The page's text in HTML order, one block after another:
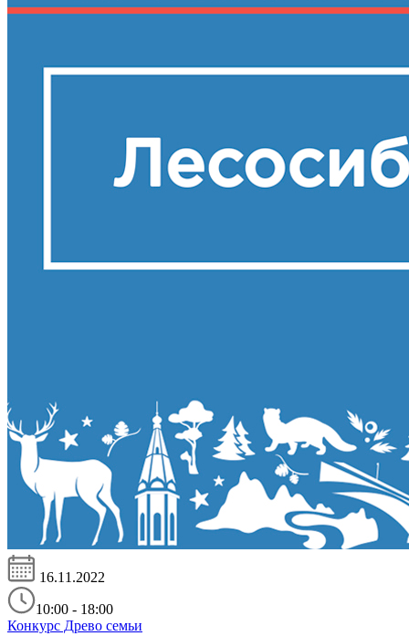
16.11.2022
10:00 - 18:00
Конкурс Древо семьи